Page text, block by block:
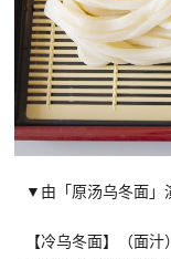
▼由「原汤乌冬面」
【冷乌冬面】（面汁）